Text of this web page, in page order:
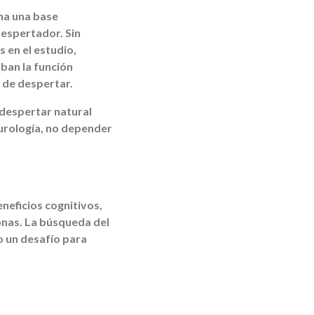
una base
Sin
en el estudio,
la función
de despertar.
natural
no depender
cognitivos,
La búsqueda del
un desafío para